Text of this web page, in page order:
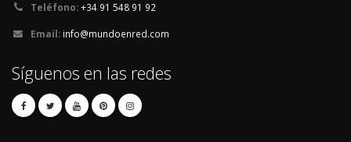
Teléfono:+34 91 548 91 92
Email: info@mundoenred.com
Síguenos en las redes